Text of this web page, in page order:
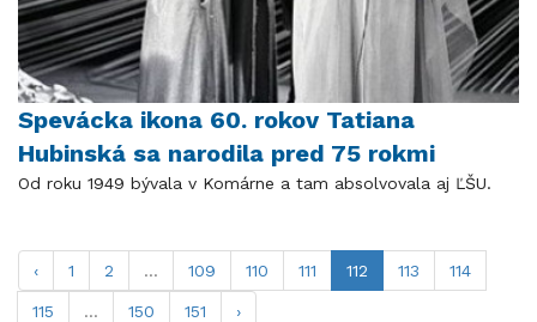
Spevácka ikona 60. rokov Tatiana
Hubinská sa narodila pred 75 rokmi
Od roku 1949 bývala v Komárne a tam absolvovala aj ĽŠU.
‹ 1 2 ... 109 110 111 112 113 114
115 ... 150 151 ›